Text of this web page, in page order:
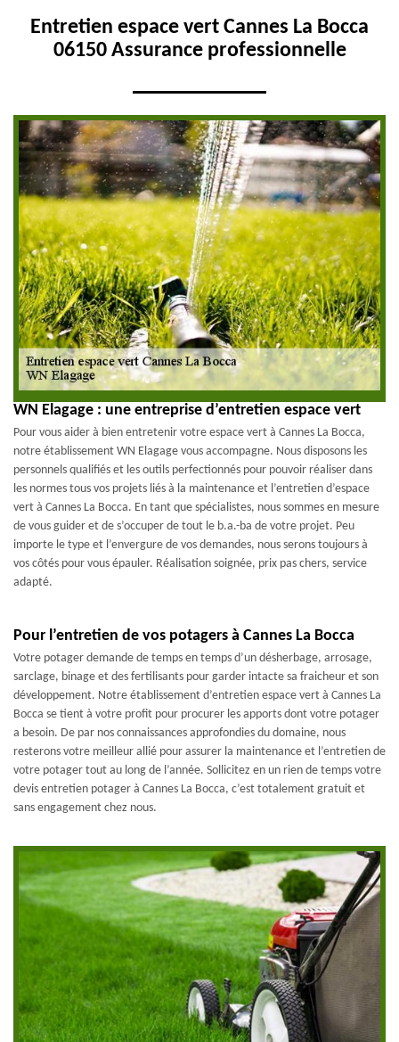
Entretien espace vert Cannes La Bocca
06150 Assurance professionnelle
WN Elagage : une entreprise d’entretien espace vert
Pour vous aider à bien entretenir votre espace vert à Cannes La Bocca,
notre établissement WN Elagage vous accompagne. Nous disposons les
personnels qualifiés et les outils perfectionnés pour pouvoir réaliser dans
les normes tous vos projets liés à la maintenance et l’entretien d’espace
vert à Cannes La Bocca. En tant que spécialistes, nous sommes en mesure
de vous guider et de s’occuper de tout le b.a.-ba de votre projet. Peu
importe le type et l’envergure de vos demandes, nous serons toujours à
vos côtés pour vous épauler. Réalisation soignée, prix pas chers, service
adapté.
Pour l’entretien de vos potagers à Cannes La Bocca
Votre potager demande de temps en temps d’un désherbage, arrosage,
sarclage, binage et des fertilisants pour garder intacte sa fraicheur et son
développement. Notre établissement d’entretien espace vert à Cannes La
Bocca se tient à votre profit pour procurer les apports dont votre potager
a besoin. De par nos connaissances approfondies du domaine, nous
resterons votre meilleur allié pour assurer la maintenance et l’entretien de
votre potager tout au long de l’année. Sollicitez en un rien de temps votre
devis entretien potager à Cannes La Bocca, c’est totalement gratuit et
sans engagement chez nous.